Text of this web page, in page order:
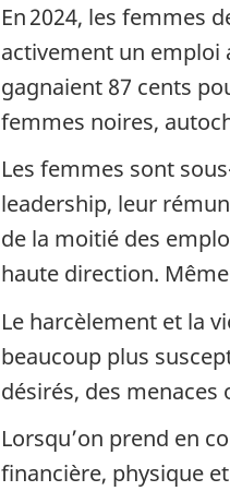
En 2024, les femmes
activement un emploi
gagnaient 87 cents
femmes noires,
Les femmes sont
leadership, leur
de la moitié des
haute direction.
Le harcèlement et la
beaucoup plus
désirés, des
Lorsqu’on prend en
financière, physique